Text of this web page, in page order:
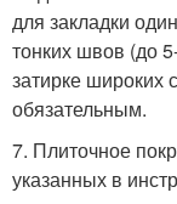
для закладки
тонких швов (до
затирке широких
обязательным.
7. Плиточное
указанных в